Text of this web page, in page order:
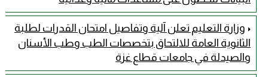
وزارة التعليم تعلن آلية وتفاصيل امتحان القدرات لطلبة
الثانوية العامة للالتحاق بتخصصات الطب وطب الأسنان
والصيدلة في جامعات قطاع غزة